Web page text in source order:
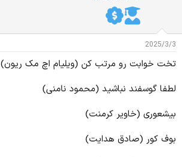
2025/3/3
تخت خوابت رو مرتب کن (ویلیام اچ مک ریون)
لطفا گوسفند نباشید (محمود نامنی)
بیشعوری (خاویر کرمنت)
بوف کور (صادق هدایت)